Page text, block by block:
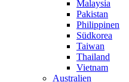
Malaysia
Pakistan
Philippinen
Südkorea
Taiwan
Thailand
Vietnam
Australien